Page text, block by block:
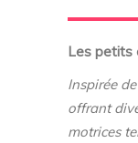
Les petits
Inspirée
offrant
motrices